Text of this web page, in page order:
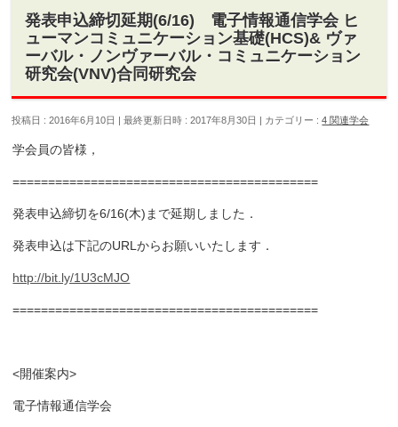
発表申込締切延期(6/16) 電子情報通信学会 ヒ
ューマンコミュニケーション基礎(HCS)& ヴァ
ーバル・ノンヴァーバル・コミュニケーション
研究会(VNV)合同研究会
投稿日 : 2016年6月10日 最終更新日時 : 2017年8月30日 カテゴリー :4 関連学会
学会員の皆様，
===========================================
発表申込締切を6/16(木)まで延期しました．
発表申込は下記のURLからお願いいたします．
http://bit.ly/1U3cMJO
===========================================
<開催案内>
電子情報通信学会